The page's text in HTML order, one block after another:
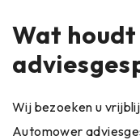
Wat
Wij bezoeken u
Automower